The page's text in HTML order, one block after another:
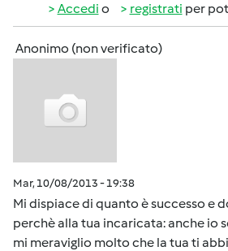
Accedi o registrati per
Anonimo (non verificato)
Mar, 10/08/2013 - 19:38
Mi dispiace di quanto è successo e
perchè alla tua incaricata: anche io
mi meraviglio molto che la tua ti